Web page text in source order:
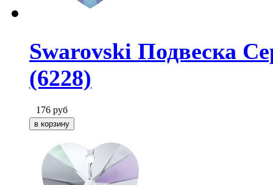
Swarovski Подвеска
(6228)
176 руб